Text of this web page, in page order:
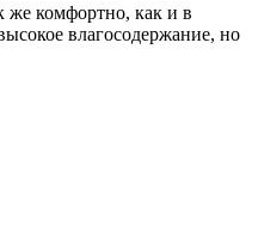
же комфортно, как и в
влагосодержание, но